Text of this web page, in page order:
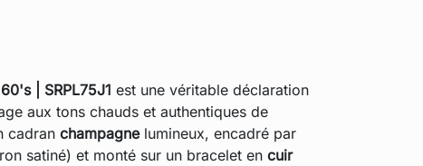
| SRPL75J1 est une véritable déclaration
aux tons chauds et authentiques de
cadran champagnelumineux, encadré par
satiné) et monté sur un bracelet en cuir